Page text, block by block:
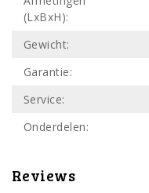
(LxBxH):
Gewicht:
Garantie:
Service:
Onderdelen:
Reviews